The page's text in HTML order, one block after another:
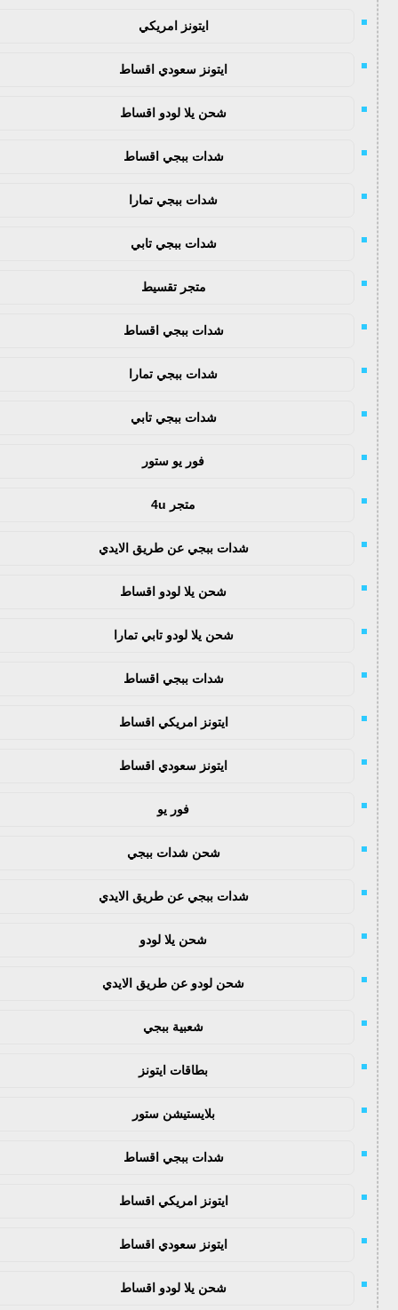
ايتونز امريكي
ايتونز سعودي اقساط
شحن يلا لودو اقساط
شدات ببجي اقساط
شدات ببجي تمارا
شدات ببجي تابي
متجر تقسيط
شدات ببجي اقساط
شدات ببجي تمارا
شدات ببجي تابي
فور يو ستور
متجر 4u
شدات ببجي عن طريق الايدي
شحن يلا لودو اقساط
شحن يلا لودو تابي تمارا
شدات ببجي اقساط
ايتونز امريكي اقساط
ايتونز سعودي اقساط
فور يو
شحن شدات ببجي
شدات ببجي عن طريق الايدي
شحن يلا لودو
شحن لودو عن طريق الايدي
شعبية ببجي
بطاقات ايتونز
بلايستيشن ستور
شدات ببجي اقساط
ايتونز امريكي اقساط
ايتونز سعودي اقساط
شحن يلا لودو اقساط